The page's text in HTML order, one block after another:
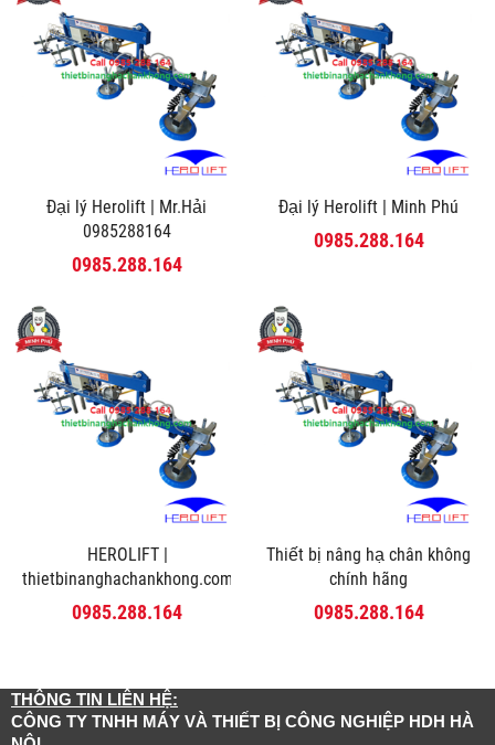
Đại lý Herolift | Mr.Hải
0985288164
0985.288.164
Đại lý Herolift | Minh Phú
0985.288.164
HEROLIFT |
thietbinanghachankhong.com
0985.288.164
Thiết bị nâng hạ chân không
chính hãng
0985.288.164
THÔNG TIN LIÊN HỆ:
CÔNG TY TNHH MÁY VÀ THIẾT BỊ CÔNG NGHIỆP HDH HÀ